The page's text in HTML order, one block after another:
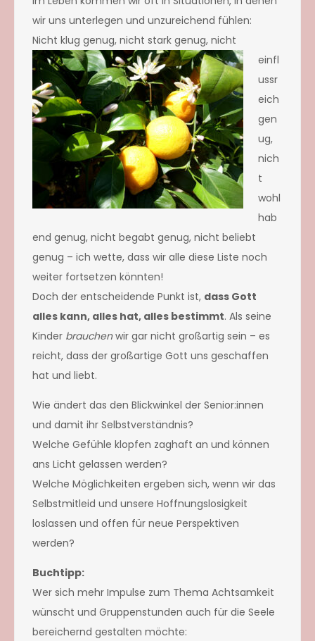
wir uns unterlegen und unzureichend fühlen:
Nicht klug genug, nicht stark genug, nicht
einfl
ussr
eich
gen
ug,
nich
t
wohl
hab
end genug, nicht begabt genug, nicht beliebt
genug – ich wette, dass wir alle diese Liste noch
weiter fortsetzen könnten!
Doch der entscheidende Punkt ist, dass Gott
alles kann, alles hat, alles bestimmt. Als seine
Kinder brauchenwir gar nicht großartig sein – es
reicht, dass der großartige Gott uns geschaffen
hat und liebt.
Wie ändert das den Blickwinkel der Senior:innen
und damit ihr Selbstverständnis?
Welche Gefühle klopfen zaghaft an und können
ans Licht gelassen werden?
Welche Möglichkeiten ergeben sich, wenn wir das
Selbstmitleid und unsere Hoffnungslosigkeit
loslassen und offen für neue Perspektiven
werden?
Buchtipp:
Wer sich mehr Impulse zum Thema Achtsamkeit
wünscht und Gruppenstunden auch für die Seele
bereichernd gestalten möchte: